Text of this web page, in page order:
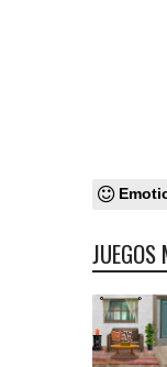
JUEGOS